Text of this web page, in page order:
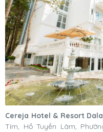
Cereja Hotel & Resort
Tím, Hồ Tuyền Lâm,